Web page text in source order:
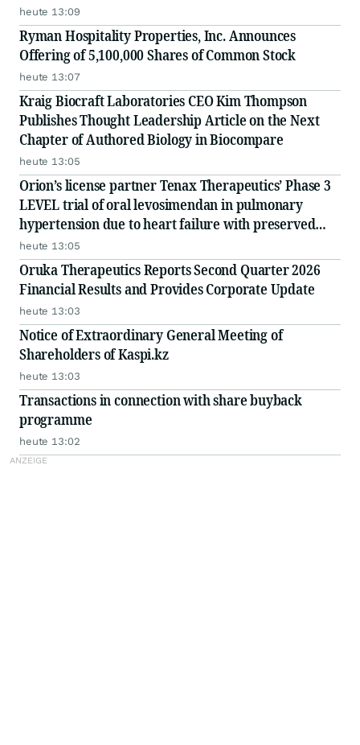
heute 13:09
Ryman Hospitality Properties, Inc. Announces
Offering of 5,100,000 Shares of Common Stock
heute 13:07
Kraig Biocraft Laboratories CEO Kim Thompson
Publishes Thought Leadership Article on the Next
Chapter of Authored Biology in Biocompare
heute 13:05
Orion’s license partner Tenax Therapeutics’ Phase 3
LEVEL trial of oral levosimendan in pulmonary
hypertension due to heart failure with preserved
ejection fraction (PH-HFpEF) did not reach its
primary endpoint
heute 13:05
Oruka Therapeutics Reports Second Quarter 2026
Financial Results and Provides Corporate Update
heute 13:03
Notice of Extraordinary General Meeting of
Shareholders of Kaspi.kz
heute 13:03
Transactions in connection with share buyback
programme
heute 13:02